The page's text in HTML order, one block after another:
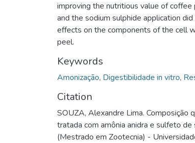
improving the nutritious value of
and the sodium sulphide application
effects on the components of the cell
peel.
Keywords
Amonização, Digestibilidade in vitro,
Citation
SOUZA, Alexandre Lima. Composição
tratada com amônia anidra e sulfeto
(Mestrado em Zootecnia) -